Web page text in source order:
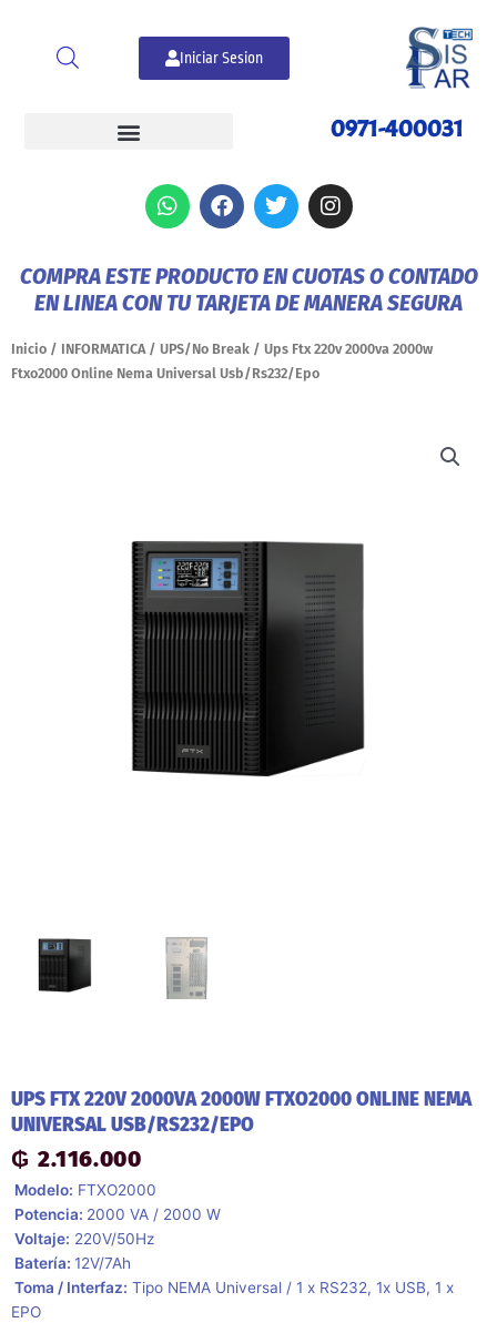
contenido
Iniciar Sesion
0971-400031
W
h
s
a
p
F
a
b
o
k
T
w
t
e
I
n
a
g
a
COMPRA ESTE PRODUCTO EN CUOTAS O CONTADO
EN LINEA CON TU TARJETA DE MANERA SEGURA
Inicio / INFORMATICA / UPS/No Break / Ups Ftx 220v 2000va 2000w
Ftxo2000 Online Nema Universal Usb/Rs232/Epo
UPS FTX 220V 2000VA 2000W FTXO2000 ONLINE NEMA
UNIVERSAL USB/RS232/EPO
₲ 2.116.000
 Modelo: FTXO2000
 Potencia: 2000 VA / 2000 W
 Voltaje: 220V/50Hz
 Batería: 12V/7Ah
Toma / Interfaz: Tipo NEMA Universal / 1 x RS232, 1x USB, 1 x
EPO